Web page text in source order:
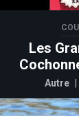
Les
Autre